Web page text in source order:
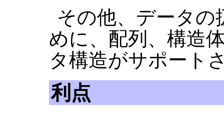
その他、データの
めに、配列、構造
タ構造がサポート
利点